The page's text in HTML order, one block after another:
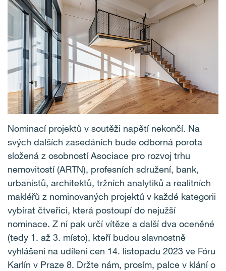
Nominací projektů v soutěži napětí nekončí. Na
svých dalších zasedáních bude odborná porota
složená z osobností Asociace pro rozvoj trhu
nemovitostí (ARTN), profesních sdružení, bank,
urbanistů, architektů, tržních analytiků a realitních
makléřů z nominovaných projektů v každé kategorii
vybírat čtveřici, která postoupí do nejužší
nominace. Z ní pak určí vítěze a další dva oceněné
(tedy 1. až 3. místo), kteří budou slavnostně
vyhlášeni na udílení cen 14. listopadu 2023 ve Fóru
Karlín v Praze 8. Držte nám, prosím, palce v klání o